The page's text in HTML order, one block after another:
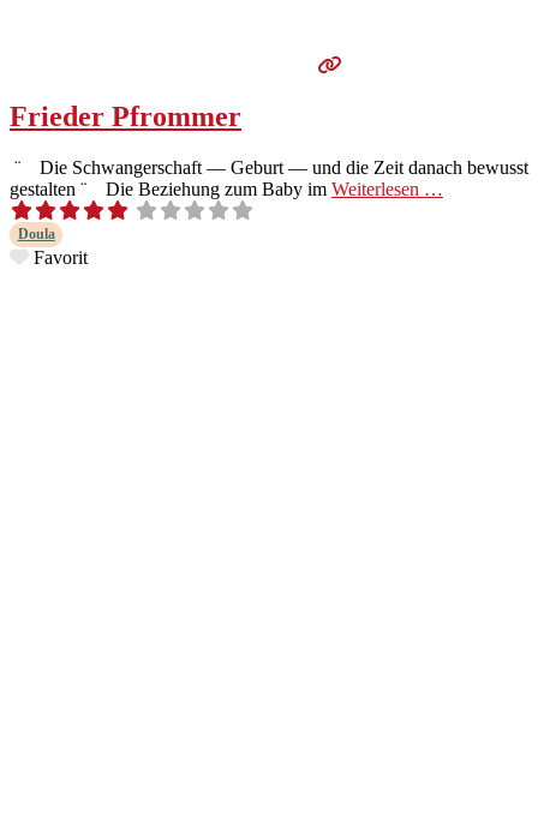
Frieder Pfrommer
¨ Die Schwanger­schaft — Geburt — und die Zeit danach bewusst
gestal­ten ¨ Die Beziehung zum Baby im Weit­er­lesen …
Doula
Favorit